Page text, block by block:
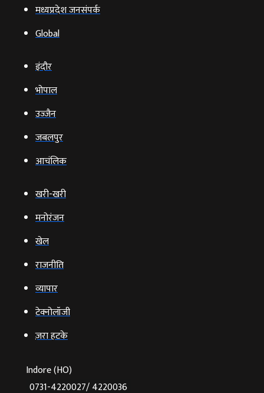
मध्यप्रदेश जनसंपर्क
Global
इंदौर
भोपाल
उज्‍जैन
जबलपुर
आचंलिक
खरी-खरी
मनोरंजन
खेल
राजनीति
व्‍यापार
टेक्‍नोलॉजी
ज़रा हटके
Indore (HO)
0731-4220027/ 4220036